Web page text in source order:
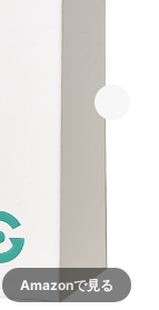
Amazonで見る